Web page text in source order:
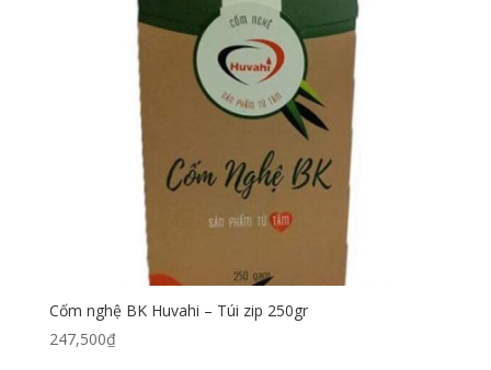
Cốm nghệ BK Huvahi – Túi zip 250gr
247,500₫